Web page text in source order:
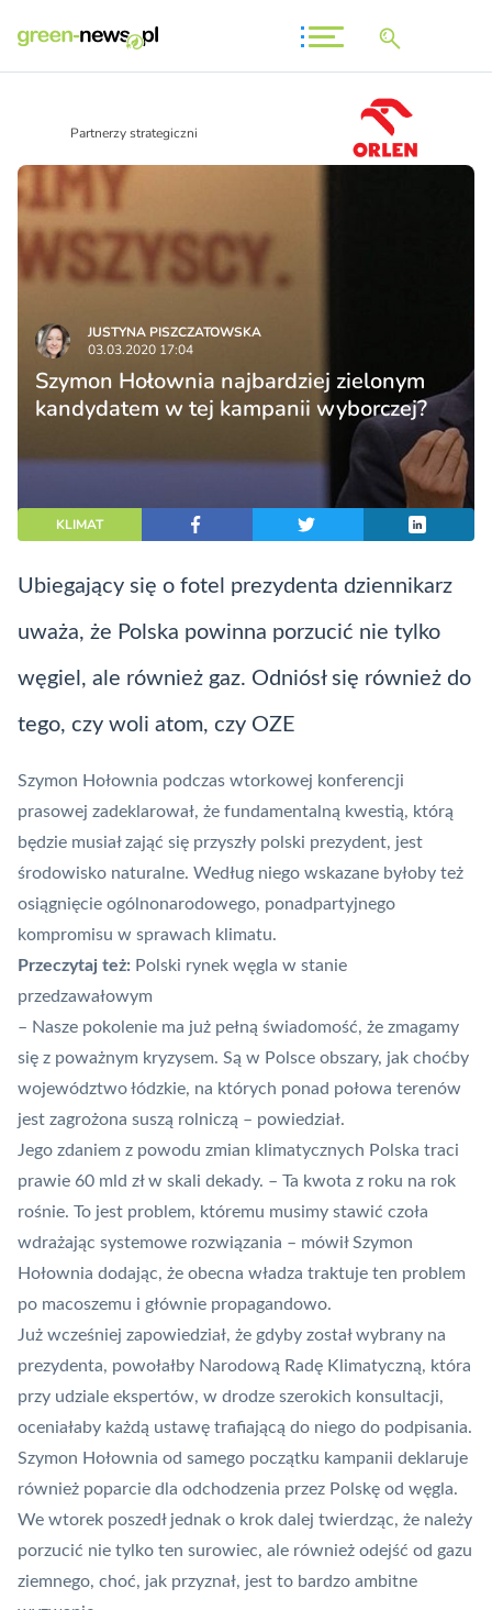
Partnerzy strategiczni
JUSTYNA PISZCZATOWSKA
03.03.2020 17:04
Szymon Hołownia najbardziej zielonym
kandydatem w tej kampanii wyborczej?
KLIMAT
Ubiegający się o fotel prezydenta dziennikarz
uważa, że Polska powinna porzucić nie tylko
węgiel, ale również gaz. Odniósł się również do
tego, czy woli atom, czy OZE
Szymon Hołownia podczas wtorkowej konferencji
prasowej zadeklarował, że fundamentalną kwestią, którą
będzie musiał zająć się przyszły polski prezydent, jest
środowisko naturalne. Według niego wskazane byłoby też
osiągnięcie ogólnonarodowego, ponadpartyjnego
kompromisu w sprawach klimatu.
Przeczytaj też: Polski rynek węgla w stanie
przedzawałowym
– Nasze pokolenie ma już pełną świadomość, że zmagamy
się z poważnym kryzysem. Są w Polsce obszary, jak choćby
województwo łódzkie, na których ponad połowa terenów
jest zagrożona suszą rolniczą – powiedział.
Jego zdaniem z powodu zmian klimatycznych Polska traci
prawie 60 mld zł w skali dekady. – Ta kwota z roku na rok
rośnie. To jest problem, któremu musimy stawić czoła
wdrażając systemowe rozwiązania – mówił Szymon
Hołownia dodając, że obecna władza traktuje ten problem
po macoszemu i głównie propagandowo.
Już wcześniej zapowiedział, że gdyby został wybrany na
prezydenta, powołałby Narodową Radę Klimatyczną, która
przy udziale ekspertów, w drodze szerokich konsultacji,
oceniałaby każdą ustawę trafiającą do niego do podpisania.
Szymon Hołownia od samego początku kampanii deklaruje
również poparcie dla odchodzenia przez Polskę od węgla.
We wtorek poszedł jednak o krok dalej twierdząc, że należy
porzucić nie tylko ten surowiec, ale również odejść od gazu
ziemnego, choć, jak przyznał, jest to bardzo ambitne